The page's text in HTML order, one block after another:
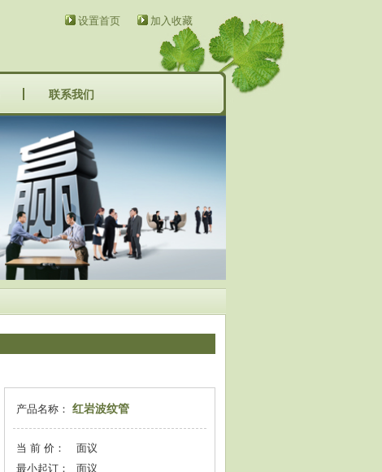
设置首页 加入收藏
联系我们
产品名称： 红岩波纹管
当 前 价：
面议
最小起订：
面议